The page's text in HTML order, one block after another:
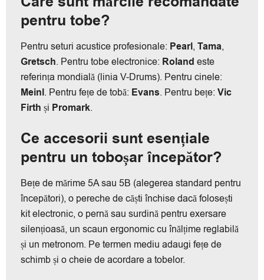
pentru tobe?
Pentru seturi acustice profesionale: Pearl, Tama,
Gretsch. Pentru tobe electronice: Roland este
referința mondială (linia V-Drums). Pentru cinele:
Meinl. Pentru fețe de tobă: Evans. Pentru bețe: Vic
Firth și Promark.
Ce accesorii sunt esențiale
pentru un toboșar începător?
Bețe de mărime 5A sau 5B (alegerea standard pentru
începători), o pereche de căști închise dacă folosești
kit electronic, o pernă sau surdină pentru exersare
silențioasă, un scaun ergonomic cu înălțime reglabilă
și un metronom. Pe termen mediu adaugi fețe de
schimb și o cheie de acordare a tobelor.